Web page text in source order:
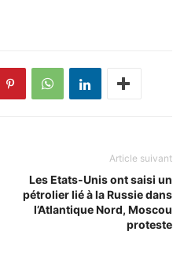
Article suivant
Les Etats-Unis ont saisi un
pétrolier lié à la Russie dans
l’Atlantique Nord, Moscou
proteste